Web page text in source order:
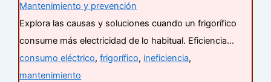
Mantenimiento y prevención
Explora las causas y soluciones cuando un frigorífico
consume más electricidad de lo habitual. Eficiencia…
consumo eléctrico,frigorífico, ineficiencia,
mantenimiento